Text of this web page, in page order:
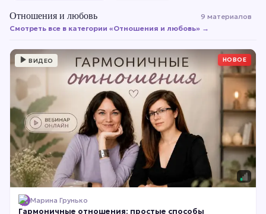
Отношения и любовь
9 материалов
Смотреть все в категории «Отношения и любовь» →
ВИДЕО НОВОЕ
Марина Грунько
Гармоничные отношения: простые способы